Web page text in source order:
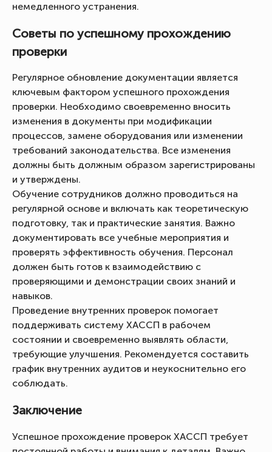
немедленного устранения.
Советы по успешному прохождению
проверки
Регулярное обновление документации является
ключевым фактором успешного прохождения
проверки. Необходимо своевременно вносить
изменения в документы при модификации
процессов, замене оборудования или изменении
требований законодательства. Все изменения
должны быть должным образом зарегистрированы
и утверждены.
Обучение сотрудников должно проводиться на
регулярной основе и включать как теоретическую
подготовку, так и практические занятия. Важно
документировать все учебные мероприятия и
проверять эффективность обучения. Персонал
должен быть готов к взаимодействию с
проверяющими и демонстрации своих знаний и
навыков.
Проведение внутренних проверок помогает
поддерживать систему ХАССП в рабочем
состоянии и своевременно выявлять области,
требующие улучшения. Рекомендуется составить
график внутренних аудитов и неукоснительно его
соблюдать.
Заключение
Успешное прохождение проверок ХАССП требует